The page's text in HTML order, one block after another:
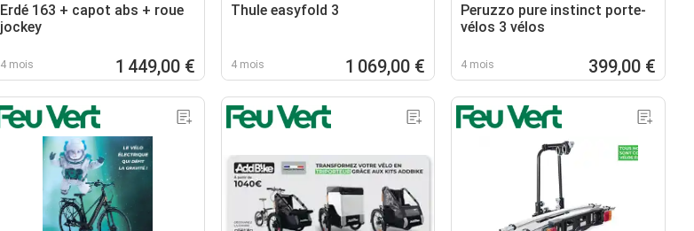
Erdé 163 + capot abs + roue
jockey
4 mois 1 449,00 €
Thule easyfold 3
4 mois 1 069,00 €
Peruzzo pure instinct porte-
vélos 3 vélos
4 mois 399,00 €